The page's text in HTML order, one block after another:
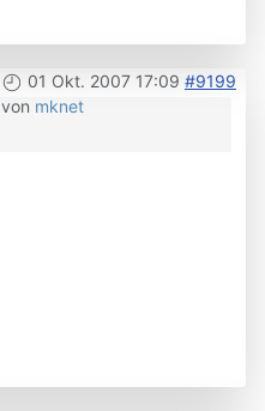
01 Okt. 2007 17:09 #9199
von mknet